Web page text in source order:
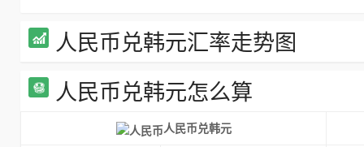
人民币兑韩元汇率走势图
人民币兑韩元怎么算
人民币兑韩元